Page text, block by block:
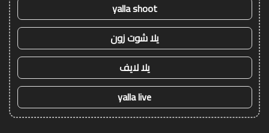
yalla shoot
يلا شوت زون
يلا لايف
yalla live